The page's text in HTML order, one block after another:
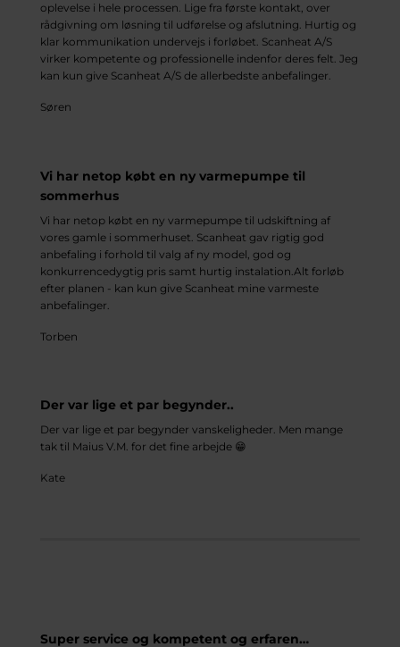
oplevelse i hele processen. Lige fra første kontakt, over
rådgivning om løsning til udførelse og afslutning. Hurtig og
klar kommunikation undervejs i forløbet. Scanheat A/S
virker kompetente og professionelle indenfor deres felt. Jeg
kan kun give Scanheat A/S de allerbedste anbefalinger.
Søren
Vi har netop købt en ny varmepumpe til
sommerhus
Vi har netop købt en ny varmepumpe til udskiftning af
vores gamle i sommerhuset. Scanheat gav rigtig god
anbefaling i forhold til valg af ny model, god og
konkurrencedygtig pris samt hurtig instalation.Alt forløb
efter planen - kan kun give Scanheat mine varmeste
anbefalinger.
Torben
Der var lige et par begynder..
Der var lige et par begynder vanskeligheder. Men mange
tak til Maius V.M. for det fine arbejde 😁
Kate
Super service og kompetent og erfaren…